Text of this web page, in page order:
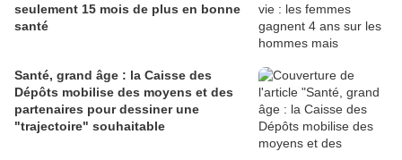
seulement 15 mois de plus en bonne
santé
Santé, grand âge : la Caisse des
Dépôts mobilise des moyens et des
partenaires pour dessiner une
"trajectoire" souhaitable